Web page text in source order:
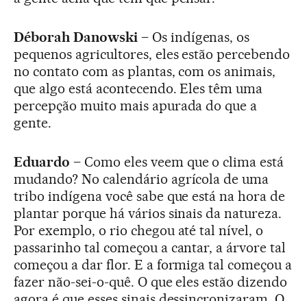
Déborah Danowski –Os indígenas, os
pequenos agricultores, eles estão percebendo
no contato com as plantas, com os animais,
que algo está acontecendo. Eles têm uma
percepção muito mais apurada do que a
gente.
Eduardo –Como eles veem que o clima está
mudando? No calendário agrícola de uma
tribo indígena você sabe que está na hora de
plantar porque há vários sinais da natureza.
Por exemplo, o rio chegou até tal nível, o
passarinho tal começou a cantar, a árvore tal
começou a dar flor. E a formiga tal começou a
fazer não-sei-o-quê. O que eles estão dizendo